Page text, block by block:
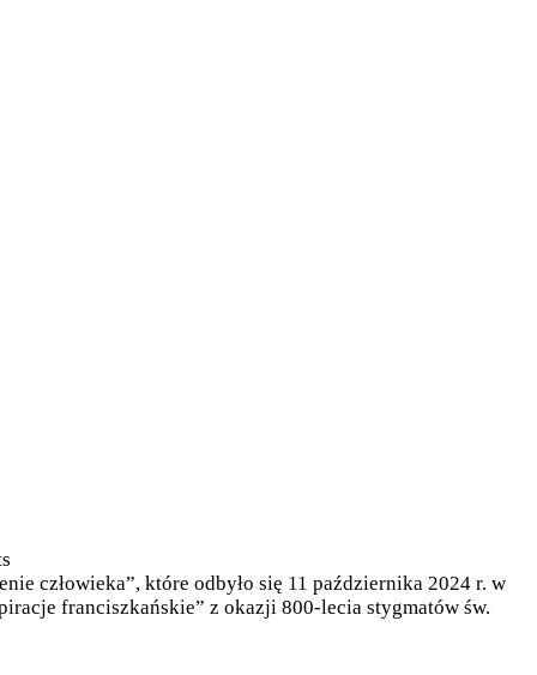
człowieka”, które odbyło się 11 października 2024 r. w
franciszkańskie” z okazji 800-lecia stygmatów św.